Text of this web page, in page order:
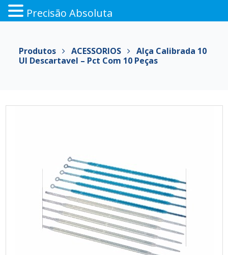
conteúdo
Produtos ACESSORIOS
Alça Calibrada 10
Ul Descartavel – Pct Com 10 Peças
Precisão Absoluta